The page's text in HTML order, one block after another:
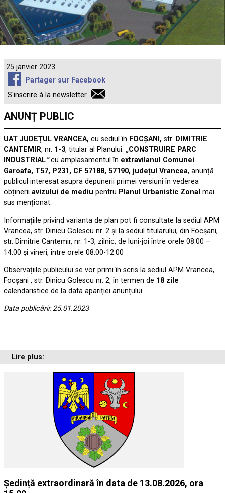
25 janvier 2023
Partager sur Facebook
S'inscrire à la newsletter
ANUNȚ PUBLIC
UAT JUDEȚUL VRANCEA,cu sediul în FOCȘANI,str. DIMITRIE
CANTEMIR, nr. 1-3, titular al Planului: „CONSTRUIRE PARC
INDUSTRIAL”cu amplasamentul în extravilanul Comunei
Garoafa, T57, P231, CF 57188, 57190, județul Vrancea, anunță
publicul interesat asupra depunerii primei versiuni în vederea
obțineriiavizului de mediu pentru Planul Urbanistic Zonal mai
sus menționat.
Informațiile privind varianta de plan pot fi consultate la sediul APM
Vrancea, str. Dinicu Golescu nr. 2 și la sediul titularului, din Focșani,
str. Dimitrie Cantemir, nr. 1-3, zilnic, de luni-joi între orele 08:00 –
14:00 și vineri, între orele 08:00-12:00
Observațiile publicului se vor primi în scris la sediul APM Vrancea,
Focșani , str. Dinicu Golescu nr. 2, în termen de 18 zile
calendaristice de la data apariției anunțului.
Data publicării: 25.01.2023
Lire plus:
Ședință extraordinară în data de 13.08.2026, ora